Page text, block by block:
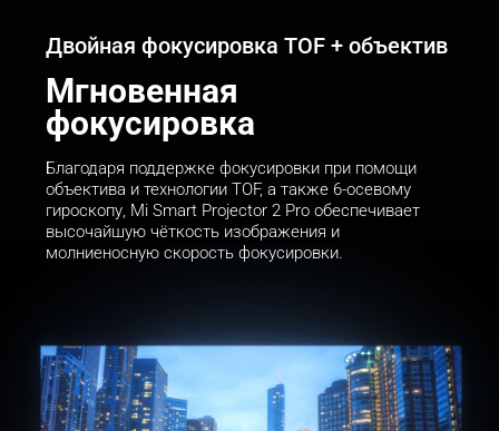
Двойная фокусировка TOF + объектив
Мгновенная
фокусировка
Благодаря поддержке фокусировки при помощи
объектива и технологии TOF, а также 6-осевому
гироскопу, Mi Smart Projector 2 Pro обеспечивает
высочайшую чёткость изображения и
молниеносную скорость фокусировки.